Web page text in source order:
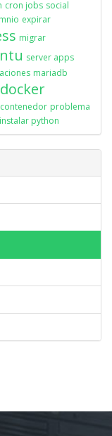
cron jobs social
expirar
migrar
server apps
mariadb
docker
contenedor problema
instalar python